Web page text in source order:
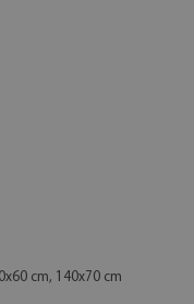
cm, 140x70 cm